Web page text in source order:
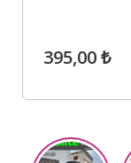
395,00 ₺